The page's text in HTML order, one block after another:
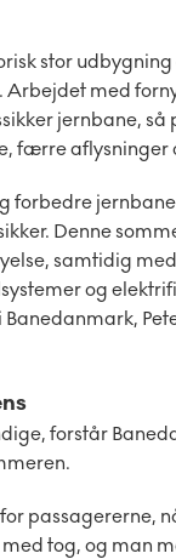
stor
med
jernbane,
færre aflysninger
forbedre
Denne
samtidig
og
forstår
passagererne,
tog, og man